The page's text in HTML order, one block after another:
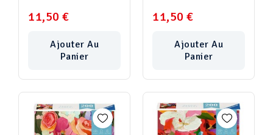
11,50 €
Ajouter Au
Panier
11,50 €
Ajouter Au
Panier